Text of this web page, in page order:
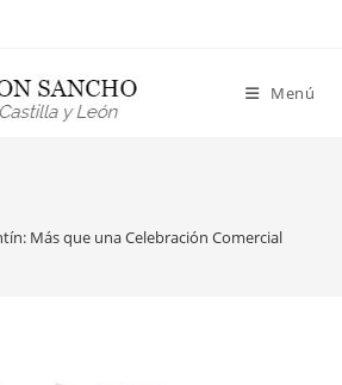
Menú
Más que una Celebración Comercial